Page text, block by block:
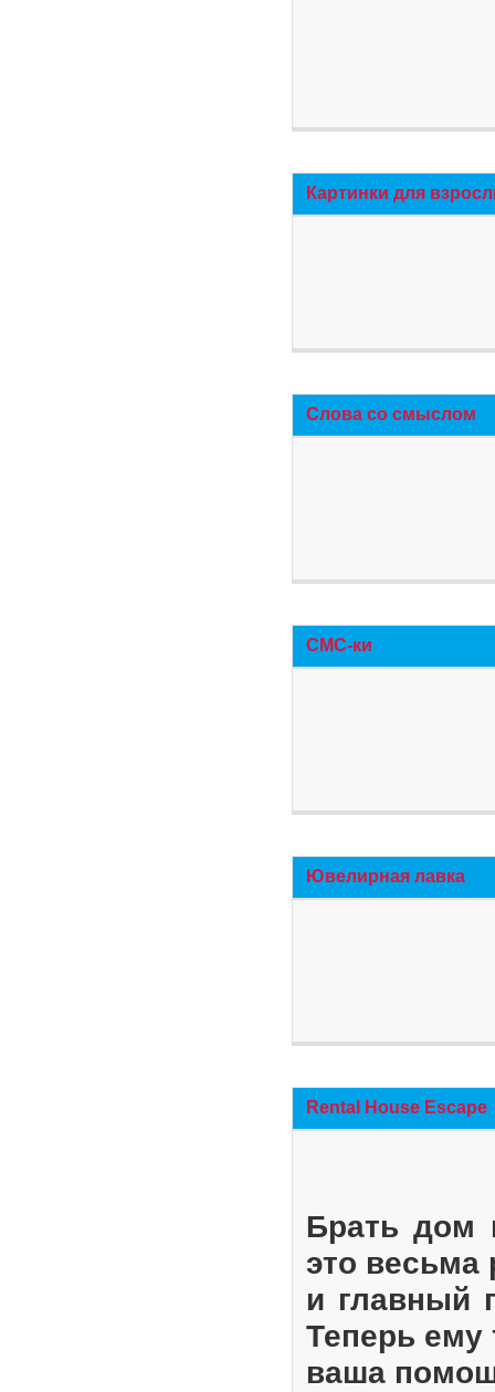
Картинки для
Слова со смыслом
СМС-ки
Ювелирная лавка
Rental House Escape
Брать дом
это весьма
и главный
Теперь ему
ваша